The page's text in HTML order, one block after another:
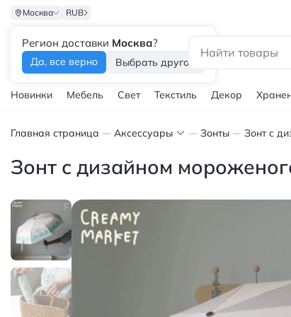
Москва
Регион доставки Москва?
Да, все верно Выбрать другой
RUB
Новинки Мебель Свет Текстиль Декор
Главная страница Аксессуары Зонты Зонт с
Зонт с дизайном